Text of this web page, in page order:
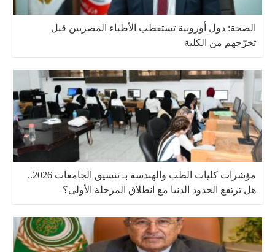
الصحة: دول أوروبية تستقطب الأطباء المصريين قبل
تخرّجهم من الكلية
مؤشرات كليات الطب والهندسة بـ تنسيق الجامعات 2026..
هل ترتفع الحدود الدنيا مع انطلاق المرحلة الأولى؟